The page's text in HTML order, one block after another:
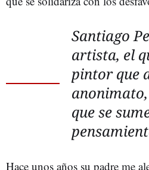
Santiago
artista, el
pintor que
que se
Hace unos años su padre me